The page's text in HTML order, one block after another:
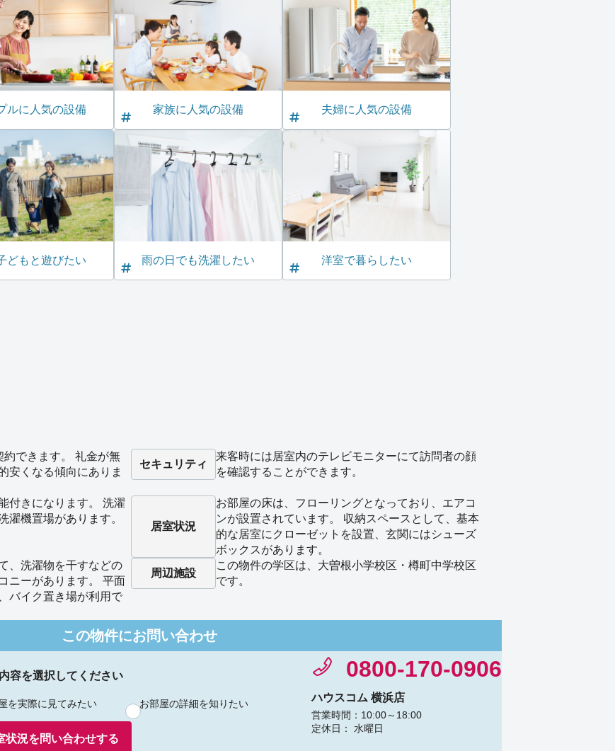
ルに人気の設備 家族に人気の設備 夫婦に人気の設備
どもと遊びたい 雨の日でも洗濯したい 洋室で暮らしたい
約できます。 礼金が無
安くなる傾向にありま
セキュリティ
来客時には居室内のテレビモニターにて訪問者の顔
を確認することができます。
付きになります。 洗濯
濯機置場があります。
居室状況
お部屋の床は、フローリングとなっており、エアコ
ンが設置されています。 収納スペースとして、基本
的な居室にクローゼットを設置、玄関にはシューズ
ボックスがあります。
、洗濯物を干すなどの
ニーがあります。 平面
バイク置き場が利用で
周辺施設
この物件の学区は、大曽根小学校区・樽町中学校区
です。
この物件にお問い合わせ
容を選択してください
を実際に見てみたい お部屋の詳細を知りたい
状況を問い合わせする
0800-170-0906
ハウスコム 横浜店
営業時間：10:00～18:00
定休日： 水曜日